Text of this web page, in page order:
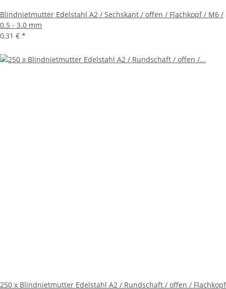
Blindnietmutter Edelstahl A2 / Sechskant / offen / Flachkopf / M6 /
0.5 - 3.0 mm
0,31 € *
250 x Blindnietmutter Edelstahl A2 / Rundschaft / offen / Flachkopf